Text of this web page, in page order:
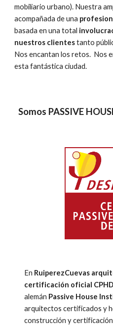
mobiliario urbano). Nuestra
acompañada de una
basada en una total
nuestros clientestanto
Nos encantan los retos. Nos
esta fantástica ciudad.
Somos PASSIVE
En RuiperezCuevas
certificación oficial CPHD
alemán Passive House
arquitectos certificados y
construcción y